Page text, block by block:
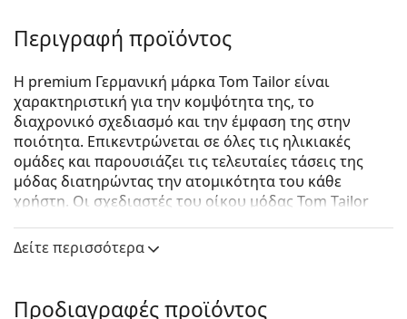
Περιγραφή προϊόντος
Η premium Γερμανική μάρκα Tom Tailor είναι
χαρακτηριστική για την κομψότητα της, το
διαχρονικό σχεδιασμό και την έμφαση της στην
ποιότητα. Επικεντρώνεται σε όλες τις ηλικιακές
ομάδες και παρουσιάζει τις τελευταίες τάσεις της
μόδας διατηρώντας την ατομικότητα του κάθε
χρήστη. Οι σχεδιαστές του οίκου μόδας Tom Tailor
γυαλιών ηλίου βασίζεται στην πρώτης τάξεως
ποιότητα κατασκευής και στις ελκυστικές εναλλαγές
Tom Tailor 63780 862 54είναι γυναικεία γυαλιά ηλίου.
Δείτε περισσότερα
Προδιαγραφές προϊόντος